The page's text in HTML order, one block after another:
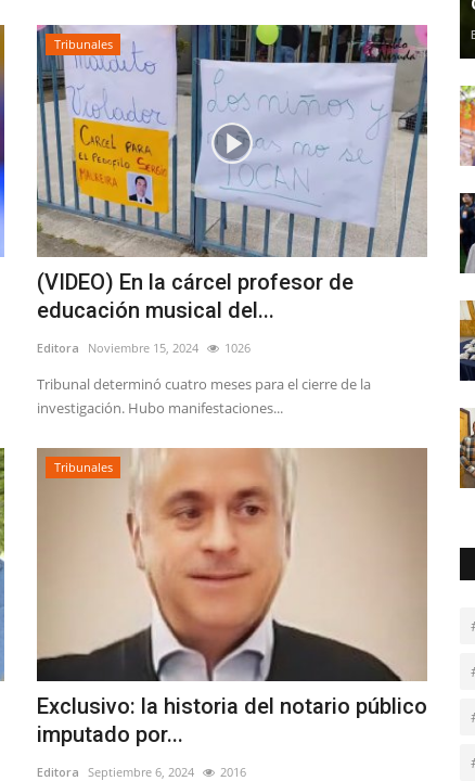
Tribunales
(VIDEO) En la cárcel profesor de
educación musical del...
Editora Noviembre 15, 2024 1026
Tribunal determinó cuatro meses para el cierre de la
investigación. Hubo manifestaciones...
Tribunales
Exclusivo: la historia del notario público
imputado por...
Editora Septiembre 6, 2024 2016